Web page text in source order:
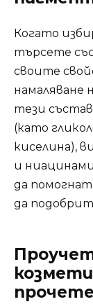
Когато
търсете
своите
намаляване
тези
(като
киселина),
и
да
да